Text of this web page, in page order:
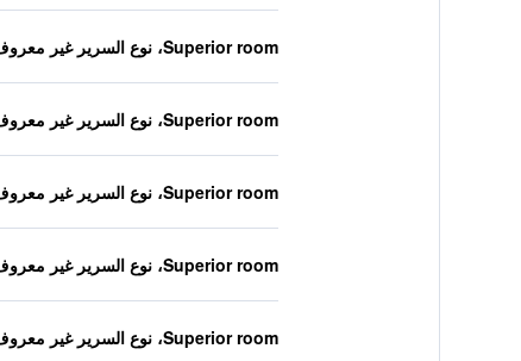
Superior room، نوع السرير غير معروف
Superior room، نوع السرير غير معروف
Superior room، نوع السرير غير معروف
Superior room، نوع السرير غير معروف
Superior room، نوع السرير غير معروف